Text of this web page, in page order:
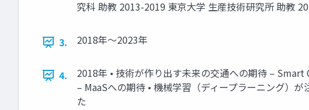
究科 助教 2013-2019 東京大学 生産技術研究所 助教
3. 2018年〜2023年
4.
2018年 • 技術が作り出す未来の交通への期待 –
– MaaSへの期待 • 機械学習（ディープラーニング）
た